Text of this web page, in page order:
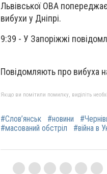
Львівської ОВА
вибухи у Дніпрі.
9:39 - У Запоріжжі
Повідомляють про вибуха
Якщо ви помітили помилку, виділіть
#Слов’янськ #новини
#масований обстріл
#війна в